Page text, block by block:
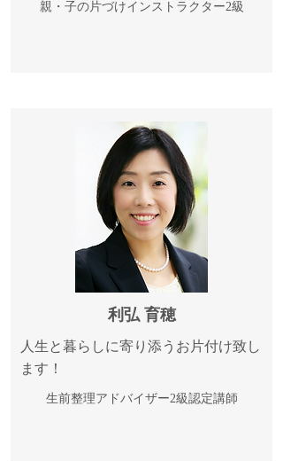
​親・子の片づけインストラクター2級
利弘 育穂
人生と暮らしに寄り添うお片付け致し
ます！
生前整理アドバイザー2級認定講師